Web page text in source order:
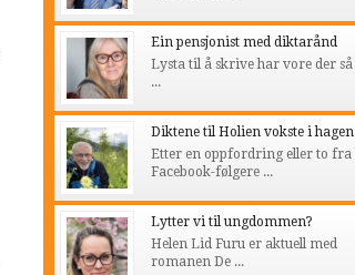
Ein pensjonist med diktarånd
Lysta til å skrive har vore der så
...
Diktene til Holien vokste i hagen
Etter en oppfordring eller to fra
Facebook-følgere ...
Lytter vi til ungdommen?
Helen Lid Furu er aktuell med
romanen De ...